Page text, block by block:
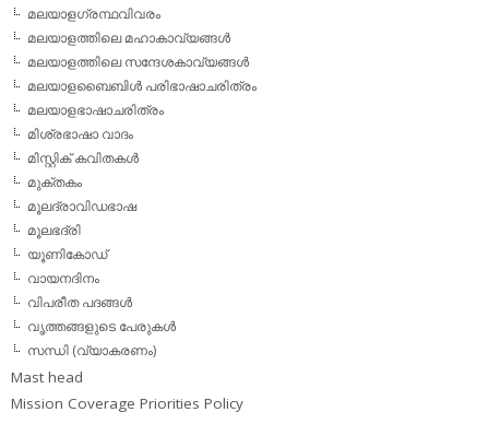
മലയാളഗ്രന്ഥവിവരം
മലയാളത്തിലെ മഹാകാവ്യങ്ങള്‍
മലയാളത്തിലെ സന്ദേശകാവ്യങ്ങള്‍
മലയാളബൈബിള്‍ പരിഭാഷാചരിത്രം
മലയാളഭാഷാചരിത്രം
മിശ്രഭാഷാ വാദം
മിസ്റ്റിക് കവിതകള്‍
മുക്തകം
മൂലദ്രാവിഡഭാഷ
മൂലഭദ്രി
യൂണികോഡ്
വായനദിനം
വിപരീത പദങ്ങള്‍
വൃത്തങ്ങളുടെ പേരുകള്‍
സന്ധി (വ്യാകരണം)
Mast head
Mission Coverage Priorities Policy